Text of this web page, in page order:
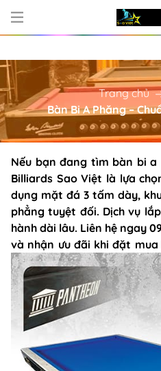
CƠ SỞ
Trang chủ
Bàn Bi A Phăng –
Nếu bạn đang tìm bàn bi
Billiards Sao Việt là lựa
dụng mặt đá 3 tấm dày,
phẳng tuyệt đối. Dịch vụ
hành dài lâu. Liên hệ ngay
và nhận ưu đãi khi đặt